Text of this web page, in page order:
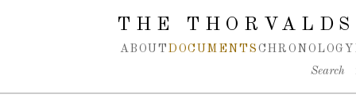
Spring navigation over
THE
ABOUT DOCUMENTS CHRONOLOGY
Search